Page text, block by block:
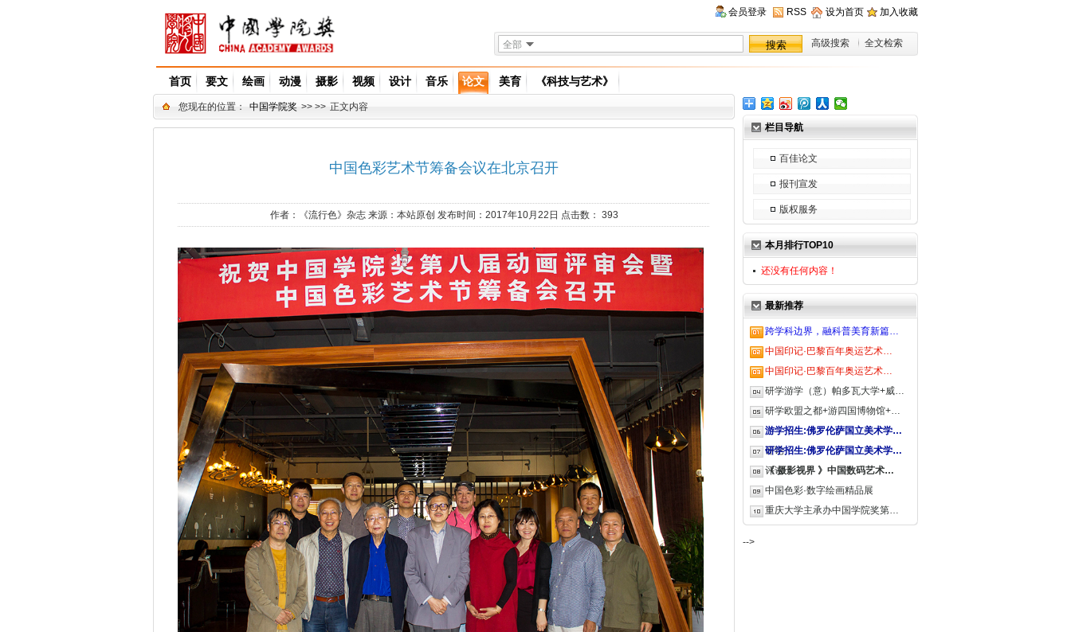
会员登录 RSS 设为首页 加入收藏
高级搜索 全文检索
全部
首页 要文 绘画 动漫 摄影 视频 设计 音乐 论文 美育 《科技与艺术》
栏目导航
百佳论文
报刊宣发
版权服务
本月排行TOP10
还没有任何内容！
最新推荐
跨学科边界，融科普美育新篇…
中国印记·巴黎百年奥运艺术…
中国印记·巴黎百年奥运艺术…
研学游学（意）帕多瓦大学+威…
研学欧盟之都+游四国博物馆+…
游学招生:佛罗伦萨国立美术学…
评论
研学招生:佛罗伦萨国立美术学…
评论
《 摄影视界 》中国数码艺术…
中国色彩·数字绘画精品展
重庆大学主承办中国学院奖第…
-->
您现在的位置： 中国学院奖 >> >> 正文内容
中国色彩艺术节筹备会议在北京召开
作者： 《流行色》杂志来源： 本站原创 发布时间：2017年10月22日 点击数： 393